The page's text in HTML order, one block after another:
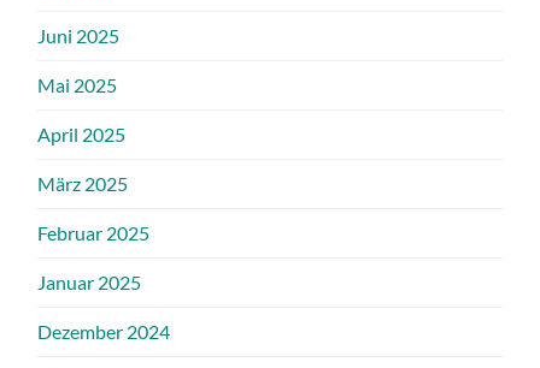
Juni 2025
Mai 2025
April 2025
März 2025
Februar 2025
Januar 2025
Dezember 2024